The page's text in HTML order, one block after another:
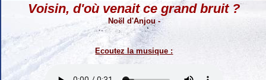
Voisin, d'où venait ce grand bruit ?
Noël d'Anjou -
Ecoutez la musique :